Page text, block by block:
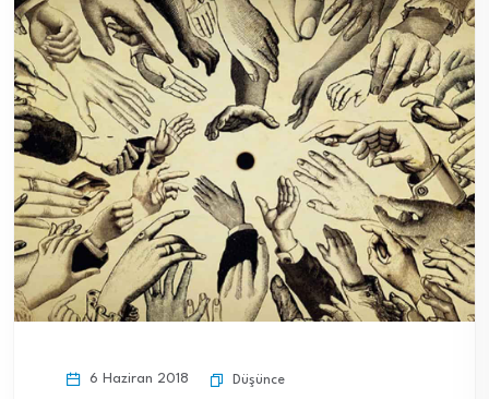
6 Haziran 2018 Düşünce